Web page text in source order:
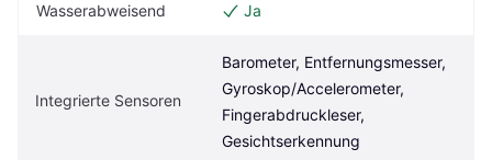
Wasserabweisend Ja
Integrierte Sensoren
Barometer, Entfernungsmesser,
Gyroskop/Accelerometer,
Fingerabdruckleser,
Gesichtserkennung